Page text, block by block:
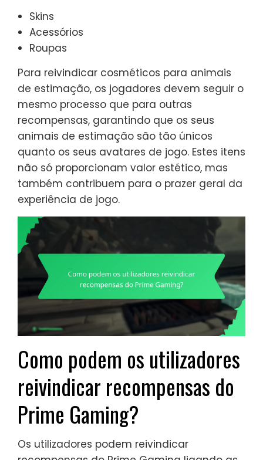
Skins
Acessórios
Roupas
Para reivindicar cosméticos para animais
de estimação, os jogadores devem seguir o
mesmo processo que para outras
recompensas, garantindo que os seus
animais de estimação são tão únicos
quanto os seus avatares de jogo. Estes itens
não só proporcionam valor estético, mas
também contribuem para o prazer geral da
experiência de jogo.
Como podem os utilizadores
reivindicar recompensas do
Prime Gaming?
Os utilizadores podem reivindicar